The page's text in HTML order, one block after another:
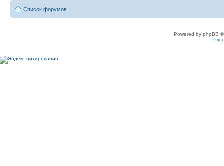
Список форумов
Powered by phpBB